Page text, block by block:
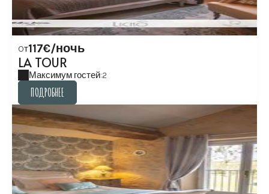
Oт117€/ночь
LA TOUR
Максимум гостей:2
ПОДРОБНЕЕ
ПОДРОБНЕЕ